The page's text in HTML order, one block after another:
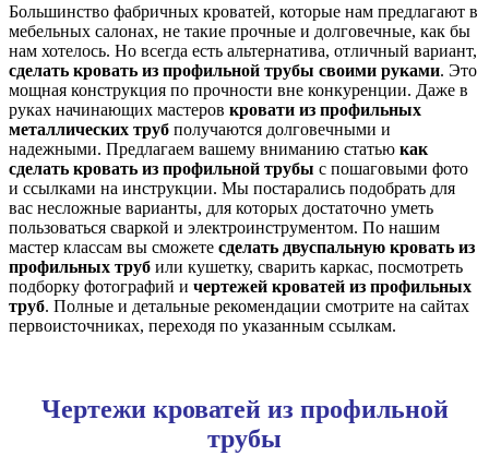
Большинство фабричных кроватей, которые нам предлагают в
мебельных салонах, не такие прочные и долговечные, как бы
нам хотелось. Но всегда есть альтернатива, отличный вариант,
сделать кровать из профильной трубы своими руками. Это
мощная конструкция по прочности вне конкуренции. Даже в
руках начинающих мастеров кровати из профильных
металлических труб получаются долговечными и
надежными. Предлагаем вашему вниманию статью как
сделать кровать из профильной трубы с пошаговыми фото
и ссылками на инструкции. Мы постарались подобрать для
вас несложные варианты, для которых достаточно уметь
пользоваться сваркой и электроинструментом. По нашим
мастер классам вы сможете сделать двуспальную кровать из
профильных труб или кушетку, сварить каркас, посмотреть
подборку фотографий и чертежей кроватей из профильных
труб. Полные и детальные рекомендации смотрите на сайтах
первоисточниках, переходя по указанным ссылкам.
Чертежи кроватей из профильной
трубы